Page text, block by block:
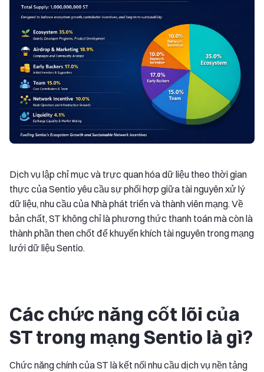
Dịch vụ lập chỉ mục và trực quan hóa dữ liệu theo thời gian
thực của Sentio yêu cầu sự phối hợp giữa tài nguyên xử lý
dữ liệu, nhu cầu của Nhà phát triển và thành viên mạng. Về
bản chất, ST không chỉ là phương thức thanh toán mà còn là
thành phần then chốt để khuyến khích tài nguyên trong mạng
lưới dữ liệu Sentio.
Các chức năng cốt lõi của
ST trong mạng Sentio là gì?
Chức năng chính của ST là kết nối nhu cầu dịch vụ nền tảng